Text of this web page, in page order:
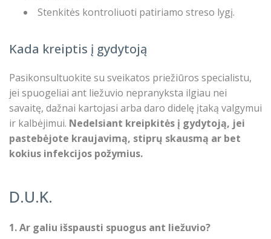
Stenkitės kontroliuoti patiriamo streso lygį.
Kada kreiptis į gydytoją
Pasikonsultuokite su sveikatos priežiūros specialistu,
jei spuogeliai ant liežuvio nepranyksta ilgiau nei
savaitę, dažnai kartojasi arba daro didelę įtaką valgymui
ir kalbėjimui. Nedelsiant kreipkitės į gydytoją, jei
pastebėjote kraujavimą, stiprų skausmą ar bet
kokius infekcijos požymius.
D.U.K.
1. Ar galiu išspausti spuogus ant liežuvio?